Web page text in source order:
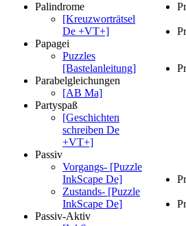
Palindrome
[Kreuzworträtsel
De +VT+]
Papagei
Puzzles
[Bastelanleitung]
Parabelgleichungen
[AB Ma]
Partyspaß
[Geschichten
schreiben De
+VT+]
Passiv
Vorgangs- [Puzzle
InkScape De]
Zustands- [Puzzle
InkScape De]
Passiv-Aktiv